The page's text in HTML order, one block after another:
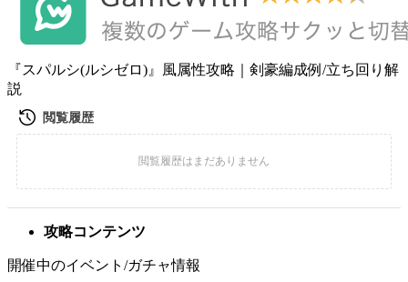
『スパルシ(ルシゼロ)』風属性攻略｜剣豪編成例/立ち回り解
説
攻略コンテンツ
開催中のイベント/ガチャ情報